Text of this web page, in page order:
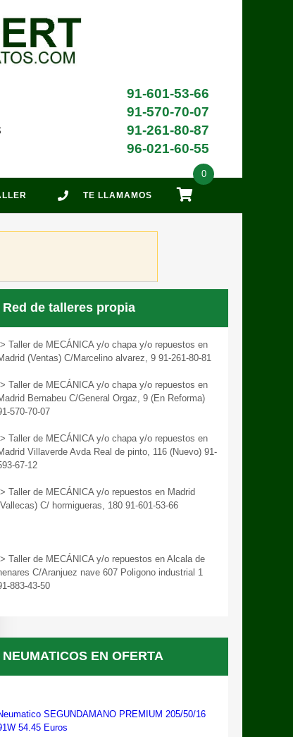
91-601-53-66
91-570-70-07
91-261-80-87
96-021-60-55
TE LLAMAMOS
0
Red de talleres propia
Taller de MECÁNICA y/o chapa y/o repuestos en
(Ventas) C/Marcelino alvarez, 9 91-261-80-81
Taller de MECÁNICA y/o chapa y/o repuestos en
Bernabeu C/General Orgaz, 9 (En Reforma)
570-70-07
Taller de MECÁNICA y/o chapa y/o repuestos en
Villaverde Avda Real de pinto, 116 (Nuevo) 91-
67-12
Taller de MECÁNICA y/o repuestos en Madrid
C/ hormigueras, 180 91-601-53-66
Taller de MECÁNICA y/o repuestos en Alcala de
C/Aranjuez nave 607 Poligono industrial 1
883-43-50
NEUMATICOS EN OFERTA
SEGUNDAMANO PREMIUM 205/50/16
54.45 Euros